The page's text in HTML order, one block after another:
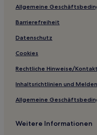
Hotels nahe Stones River
Warren County: Hotels
Monterey Hotels
Alexandria Hotels
Columbia Hotels
Berry Hill: Hotels
Hotels nahe Belle Meade
Saint Bethlehem: Hotels
Allgemeine
Barrierefreiheit
Datenschutz
Cookies
Rechtliche Hinweise/Kontakt
Inhaltsrichtlinien und
Allgemeine
Weitere Informationen